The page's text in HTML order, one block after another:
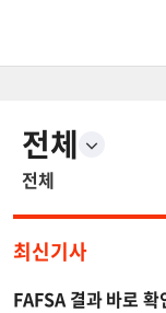
전체
전체
최신기사
FAFSA 결과 바로